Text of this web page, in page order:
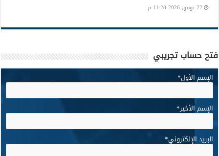
22 يونيو, 2026 11:28 م
فتح حساب تجريبي
الإسم الأول*
الإسم الأخير*
البريد الإلكتروني*